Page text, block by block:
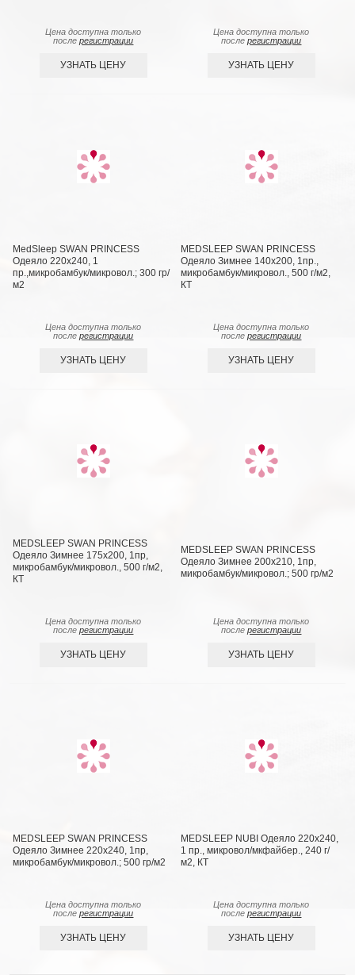
Цена доступна только
послерегистрации
УЗНАТЬ ЦЕНУ
Цена доступна только
послерегистрации
УЗНАТЬ ЦЕНУ
MedSleep SWAN PRINCESS
Одеяло 220х240, 1
пр.,микробамбук/микровол.; 300 гр/
м2
Цена доступна только
послерегистрации
УЗНАТЬ ЦЕНУ
MEDSLEEP SWAN PRINCESS
Одеяло Зимнее 140х200, 1пр.,
микробамбук/микровол., 500 г/м2,
КТ
Цена доступна только
послерегистрации
УЗНАТЬ ЦЕНУ
MEDSLEEP SWAN PRINCESS
Одеяло Зимнее 175х200, 1пр,
микробамбук/микровол., 500 г/м2,
КТ
Цена доступна только
послерегистрации
УЗНАТЬ ЦЕНУ
MEDSLEEP SWAN PRINCESS
Одеяло Зимнее 200х210, 1пр,
микробамбук/микровол.; 500 гр/м2
Цена доступна только
послерегистрации
УЗНАТЬ ЦЕНУ
MEDSLEEP SWAN PRINCESS
Одеяло Зимнее 220х240, 1пр,
микробамбук/микровол.; 500 гр/м2
Цена доступна только
послерегистрации
УЗНАТЬ ЦЕНУ
MEDSLEEP NUBI Одеяло 220х240,
1 пр., микровол/мкфайбер., 240 г/
м2, КТ
Цена доступна только
послерегистрации
УЗНАТЬ ЦЕНУ